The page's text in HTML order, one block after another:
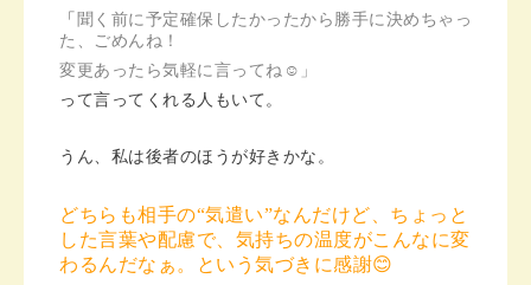
「 聞く前に予定確保したかったから勝手に決めちゃっ
た、ごめんね！
変更あったら気軽に言ってね☺️」
って言ってくれる人もいて。
うん、私は後者のほうが好きかな。
どちらも相手の“気遣い”なんだけど、ちょっと
した言葉や配慮で、気持ちの温度がこんなに変
わるんだなぁ。という気づきに感謝😊